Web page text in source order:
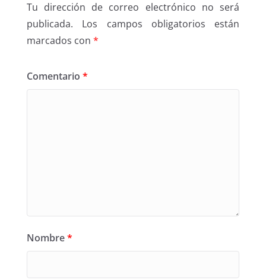
Tu dirección de correo electrónico no será
publicada.
Los campos obligatorios están
marcados con *
Comentario *
Nombre*